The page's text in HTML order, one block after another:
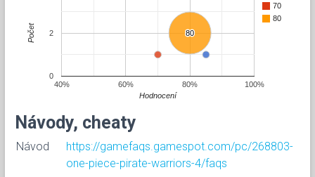
70
80
80
80
40% 60% 80% 100%
0
2
Hodnocení
Počet
Návody, cheaty
Návod
https://gamefaqs.gamespot.com/pc/268803-
one-piece-pirate-warriors-4/faqs